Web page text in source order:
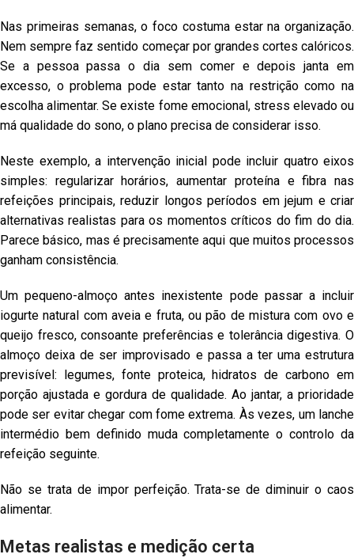
Nas primeiras semanas, o foco costuma estar na organização.
Nem sempre faz sentido começar por grandes cortes calóricos.
Se a pessoa passa o dia sem comer e depois janta em
excesso, o problema pode estar tanto na restrição como na
escolha alimentar. Se existe fome emocional, stress elevado ou
má qualidade do sono, o plano precisa de considerar isso.
Neste exemplo, a intervenção inicial pode incluir quatro eixos
simples: regularizar horários, aumentar proteína e fibra nas
refeições principais, reduzir longos períodos em jejum e criar
alternativas realistas para os momentos críticos do fim do dia.
Parece básico, mas é precisamente aqui que muitos processos
ganham consistência.
Um pequeno-almoço antes inexistente pode passar a incluir
iogurte natural com aveia e fruta, ou pão de mistura com ovo e
queijo fresco, consoante preferências e tolerância digestiva. O
almoço deixa de ser improvisado e passa a ter uma estrutura
previsível: legumes, fonte proteica, hidratos de carbono em
porção ajustada e gordura de qualidade. Ao jantar, a prioridade
pode ser evitar chegar com fome extrema. Às vezes, um lanche
intermédio bem definido muda completamente o controlo da
refeição seguinte.
Não se trata de impor perfeição. Trata-se de diminuir o caos
alimentar.
Metas realistas e medição certa